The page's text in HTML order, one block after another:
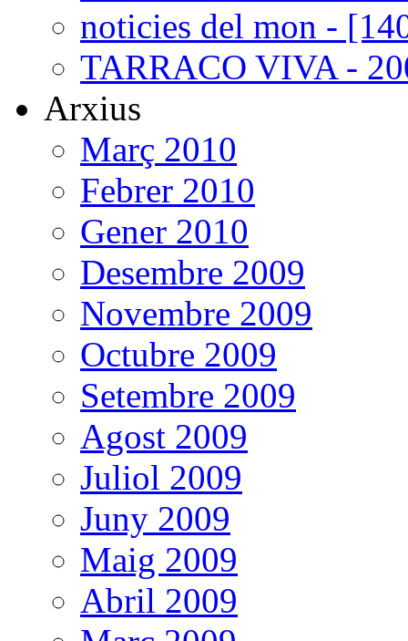
noticies del mon -
TARRACO VIVA -
Arxius
Març 2010
Febrer 2010
Gener 2010
Desembre 2009
Novembre 2009
Octubre 2009
Setembre 2009
Agost 2009
Juliol 2009
Juny 2009
Maig 2009
Abril 2009